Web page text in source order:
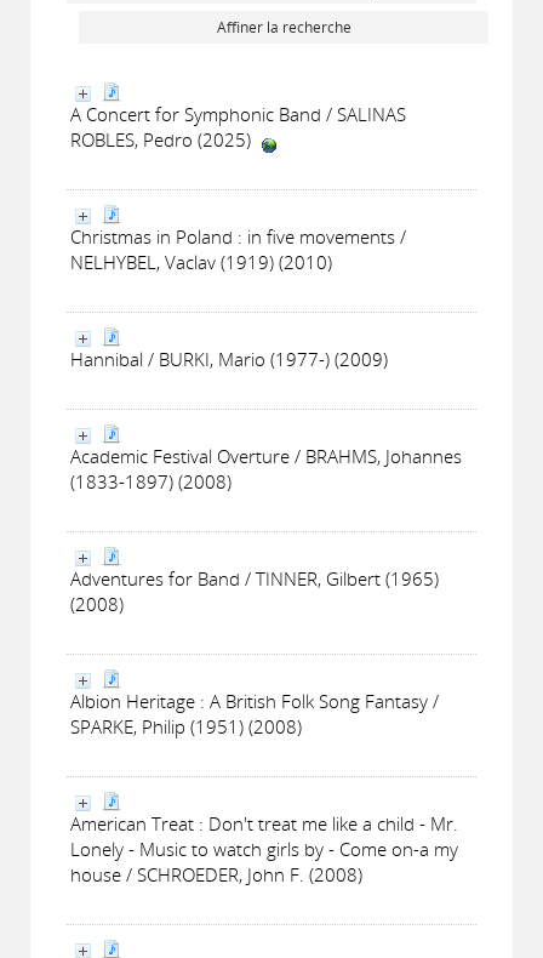
Affiner la recherche
A Concert for Symphonic Band / SALINAS
ROBLES, Pedro (2025)
Christmas in Poland : in five movements /
NELHYBEL, Vaclav (1919) (2010)
Hannibal / BURKI, Mario (1977-) (2009)
Academic Festival Overture / BRAHMS, Johannes
(1833-1897) (2008)
Adventures for Band / TINNER, Gilbert (1965)
(2008)
Albion Heritage : A British Folk Song Fantasy /
SPARKE, Philip (1951) (2008)
American Treat : Don't treat me like a child - Mr.
Lonely - Music to watch girls by - Come on-a my
house / SCHROEDER, John F. (2008)